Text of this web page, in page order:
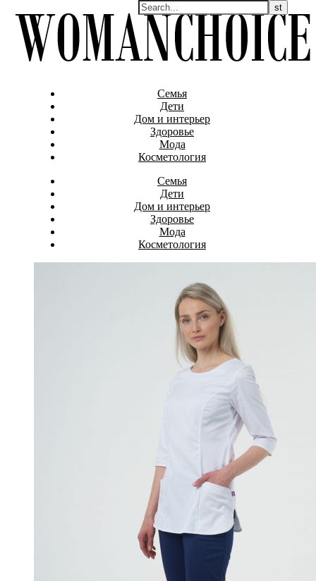
Семья
Дети
Дом и интерьер
Здоровье
Мода
Косметология
Семья
Дети
Дом и интерьер
Здоровье
Мода
Косметология